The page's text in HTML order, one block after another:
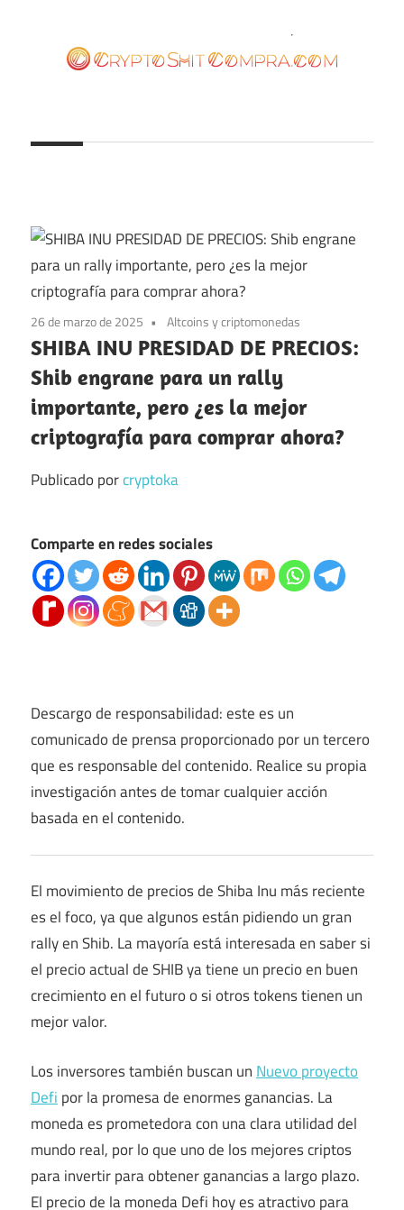
contenido
26 de marzo de 2025 Altcoins y criptomonedas
SHIBA INU PRESIDAD DE PRECIOS:
Shib engrane para un rally
importante, pero ¿es la mejor
criptografía para comprar ahora?
Publicado porcryptoka
Comparte en redes sociales
Descargo de responsabilidad: este es un
comunicado de prensa proporcionado por un tercero
que es responsable del contenido. Realice su propia
investigación antes de tomar cualquier acción
basada en el contenido.
El movimiento de precios de Shiba Inu más reciente
es el foco, ya que algunos están pidiendo un gran
rally en Shib. La mayoría está interesada en saber si
el precio actual de SHIB ya tiene un precio en buen
crecimiento en el futuro o si otros tokens tienen un
mejor valor.
Los inversores también buscan un Nuevo proyecto
Defi por la promesa de enormes ganancias. La
moneda es prometedora con una clara utilidad del
mundo real, por lo que uno de los mejores criptos
para invertir para obtener ganancias a largo plazo.
El precio de la moneda Defi hoy es atractivo para